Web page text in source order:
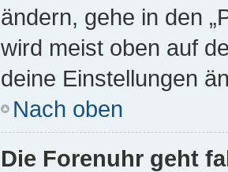
ändern, gehe in den
wird meist oben auf
deine Einstellungen
Nach oben
Die Forenuhr geht